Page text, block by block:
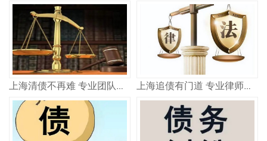
上海清债不再难 专业团队教你如何快速收回欠款 上海追债有门道 专业律师教你高效要回钱